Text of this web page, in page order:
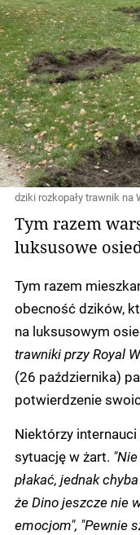
dziki rozkopały trawnik
Tym razem
luksusowe
Tym razem
obecność dzików,
na luksusowym
trawniki przy Royal
(26 października)
potwierdzenie
Niektórzy
sytuację w żart.
płakać, jednak
że Dino jeszcze nie
emocjom", "Pewnie